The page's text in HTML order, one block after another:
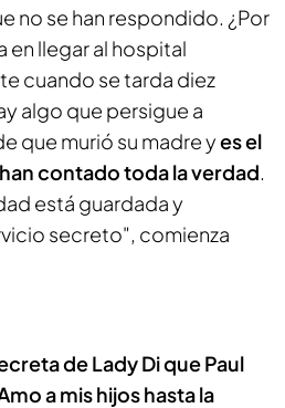
no se han respondido. ¿Por
en llegar al hospital
cuando se tarda diez
algo que persigue a
que murió su madre yes el
contado toda la verdad.
está guardada y
secreto", comienza
de Lady Di que Paul
a mis hijos hasta la